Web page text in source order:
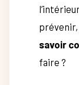
prévenir,
savoir
faire ?